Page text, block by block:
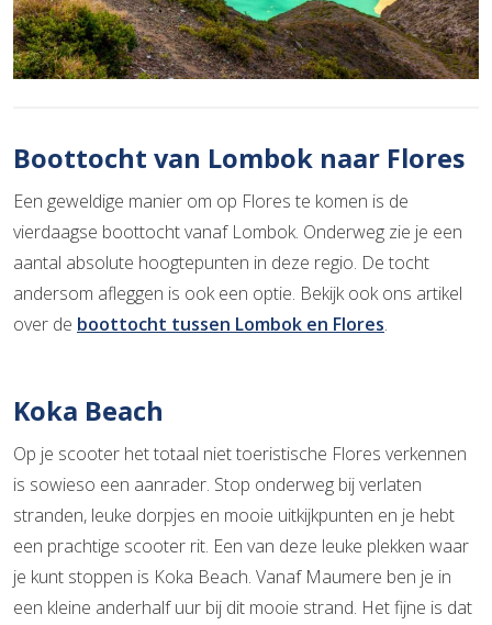
Boottocht van Lombok naar Flores
Een geweldige manier om op Flores te komen is de
vierdaagse boottocht vanaf Lombok. Onderweg zie je een
aantal absolute hoogtepunten in deze regio. De tocht
andersom afleggen is ook een optie. Bekijk ook ons artikel
over de boottocht tussen Lombok en Flores.
Koka Beach
Op je scooter het totaal niet toeristische Flores verkennen
is sowieso een aanrader. Stop onderweg bij verlaten
stranden, leuke dorpjes en mooie uitkijkpunten en je hebt
een prachtige scooter rit. Een van deze leuke plekken waar
je kunt stoppen is Koka Beach. Vanaf Maumere ben je in
een kleine anderhalf uur bij dit mooie strand. Het fijne is dat